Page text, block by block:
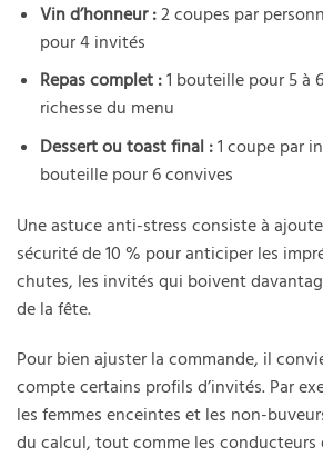
Vin d’honneur :2 coupes par
pour 4 invités
Repas complet :1 bouteille pour 5 à
richesse du menu
Dessert ou toast final :1 coupe par
bouteille pour 6 convives
Une astuce anti-stress consiste à
sécurité de 10 % pour anticiper les
chutes, les invités qui boivent
de la fête.
Pour bien ajuster la commande, il
compte certains profils d’invités. Par
les femmes enceintes et les non-
du calcul, tout comme les conducteurs